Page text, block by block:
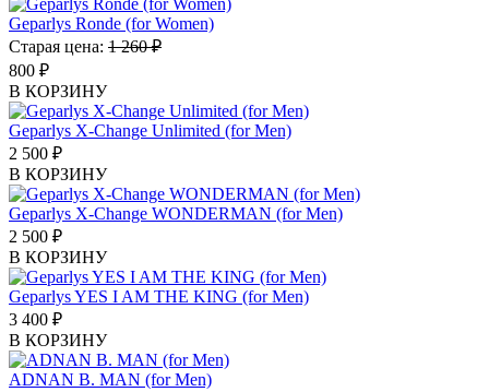
Geparlys Ronde (for Women)
Старая цена: 1 260 ₽
800 ₽
В КОРЗИНУ
Geparlys X-Change Unlimited (for Men)
2 500 ₽
В КОРЗИНУ
Geparlys X-Change WONDERMAN (for Men)
2 500 ₽
В КОРЗИНУ
Geparlys YES I AM THE KING (for Men)
3 400 ₽
В КОРЗИНУ
ADNAN B. MAN (for Men)